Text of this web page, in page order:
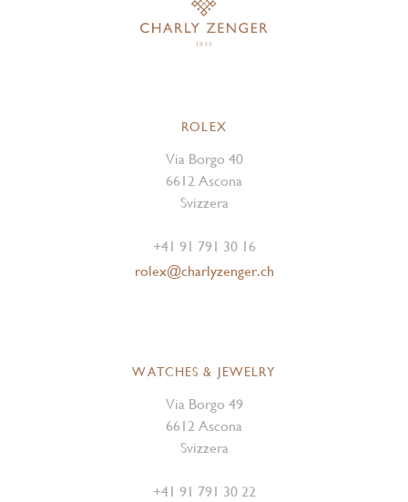
ROLEX
Via Borgo 40
6612 Ascona
Svizzera
+41 91 791 30 16
rolex@charlyzenger.ch
WATCHES & JEWELRY
Via Borgo 49
6612 Ascona
Svizzera
+41 91 791 30 22